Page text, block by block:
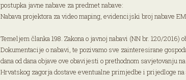
postupka javne nabave za predmet nabave:
Nabava projektora za video maping, evidencijski broj nabave
Temeljem članka 198. Zakona o javnoj nabavi (NN br. 120/2016)
Dokumentacije o nabavi, te pozivamo sve zainteresirane
dana od dana objave ove obavijesti o prethodnom savjetovanju
Hrvatskog zagorja dostave eventualne primjedbe i prijedloge